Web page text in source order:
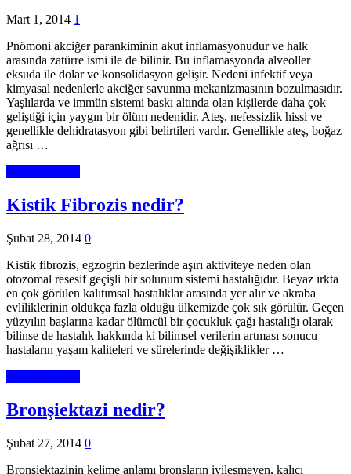
Mart 1, 2014 1
Pnömoni akciğer parankiminin akut inflamasyonudur ve halk
arasında zatürre ismi ile de bilinir. Bu inflamasyonda alveoller
eksuda ile dolar ve konsolidasyon gelişir. Nedeni infektif veya
kimyasal nedenlerle akciğer savunma mekanizmasının bozulmasıdır.
Yaşlılarda ve immün sistemi baskı altında olan kişilerde daha çok
geliştiği için yaygın bir ölüm nedenidir. Ateş, nefessizlik hissi ve
genellikle dehidratasyon gibi belirtileri vardır. Genellikle ateş, boğaz
ağrısı …
Kistik Fibrozis nedir?
Şubat 28, 2014 0
Kistik fibrozis, egzogrin bezlerinde aşırı aktiviteye neden olan
otozomal resesif geçişli bir solunum sistemi hastalığıdır. Beyaz ırkta
en çok görülen kalıtımsal hastalıklar arasında yer alır ve akraba
evliliklerinin oldukça fazla olduğu ülkemizde çok sık görülür. Geçen
yüzyılın başlarına kadar ölümcül bir çocukluk çağı hastalığı olarak
bilinse de hastalık hakkında ki bilimsel verilerin artması sonucu
hastaların yaşam kaliteleri ve sürelerinde değişiklikler …
Bronşiektazi nedir?
Şubat 27, 2014 0
Bronşiektazinin kelime anlamı bronşların iyileşmeyen, kalıcı